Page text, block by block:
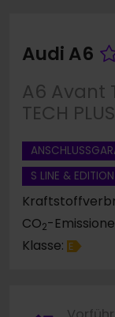
Audi A6
A6 Avant
TECH
S LINE &
CO2-
Klasse: E